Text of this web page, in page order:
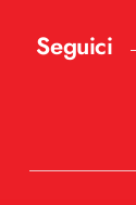
Seguici